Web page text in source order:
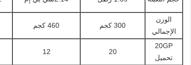
الوزن
الإجمالي
300 كجم 460 كجم
20GP
تحميل
20
12